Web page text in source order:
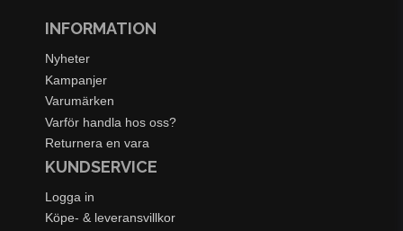
INFORMATION
Nyheter
Kampanjer
Varumärken
Varför handla hos oss?
Returnera en vara
KUNDSERVICE
Logga in
Köpe- & leveransvillkor